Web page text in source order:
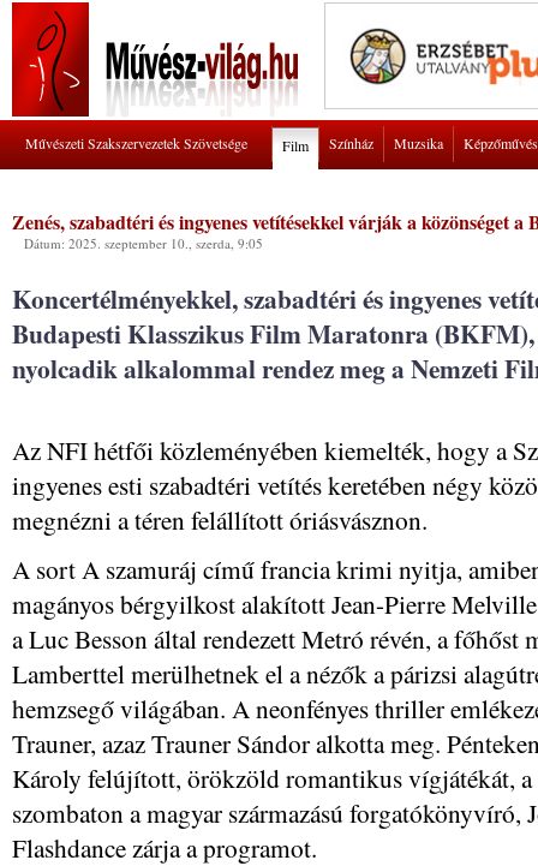
Művészeti Szakszervezetek Szövetsége Film Színház Muzsika
Zenés, szabadtéri és ingyenes vetítésekkel várják a közönséget
Dátum: 2025. szeptember 10., szerda, 9:05
Koncertélményekkel, szabadtéri és ingyenes
Budapesti Klasszikus Film Maratonra (BKFM),
nyolcadik alkalommal rendez meg a Nemzeti
Az NFI hétfői közleményében kiemelték, hogy a
ingyenes esti szabadtéri vetítés keretében négy
megnézni a téren felállított óriásvásznon.
A sort A szamuráj című francia krimi nyitja,
magányos bérgyilkost alakított Jean-Pierre
a Luc Besson által rendezett Metró révén, a főhőst
Lamberttel merülhetnek el a nézők a párizsi
hemzsegő világában. A neonfényes thriller
Trauner, azaz Trauner Sándor alkotta meg.
Károly felújított, örökzöld romantikus vígjátékát,
szombaton a magyar származású forgatókönyvíró,
Flashdance zárja a programot.